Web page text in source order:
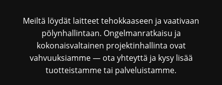
Meiltä löydät laitteet tehokkaaseen ja vaativaan
pölynhallintaan. Ongelmanratkaisu ja
kokonaisvaltainen projektinhallinta ovat
vahvuuksiamme — ota yhteyttä ja kysy lisää
tuotteistamme tai palveluistamme.